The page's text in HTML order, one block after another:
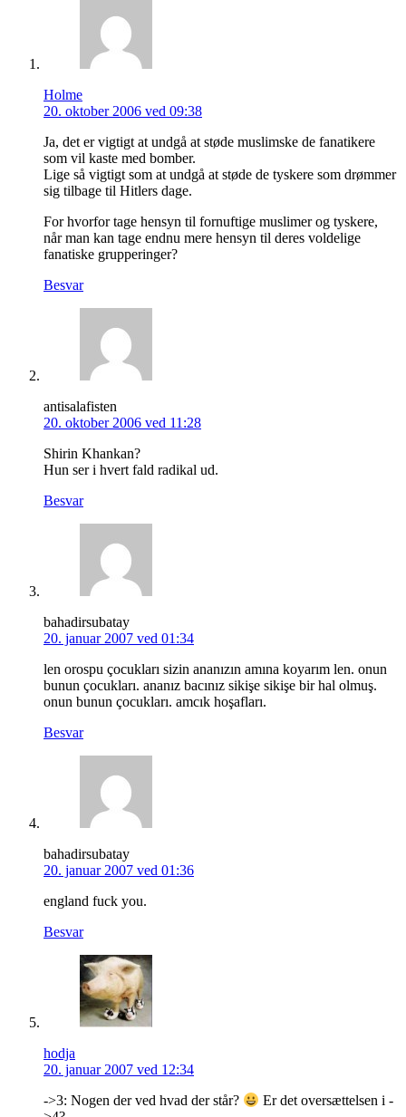
Holme
20. oktober 2006 ved 09:38
Ja, det er vigtigt at undgå at støde muslimske de fanatikere
som vil kaste med bomber.
Lige så vigtigt som at undgå at støde de tyskere som drømmer
sig tilbage til Hitlers dage.
For hvorfor tage hensyn til fornuftige muslimer og tyskere,
når man kan tage endnu mere hensyn til deres voldelige
fanatiske grupperinger?
Besvar
antisalafisten
20. oktober 2006 ved 11:28
Shirin Khankan?
Hun ser i hvert fald radikal ud.
Besvar
bahadirsubatay
20. januar 2007 ved 01:34
len orospu çocukları sizin ananızın amına koyarım len. onun
bunun çocukları. ananız bacınız sikişe sikişe bir hal olmuş.
onun bunun çocukları. amcık hoşafları.
Besvar
bahadirsubatay
20. januar 2007 ved 01:36
england fuck you.
Besvar
hodja
20. januar 2007 ved 12:34
->3: Nogen der ved hvad der står?
Er det oversættelsen i -